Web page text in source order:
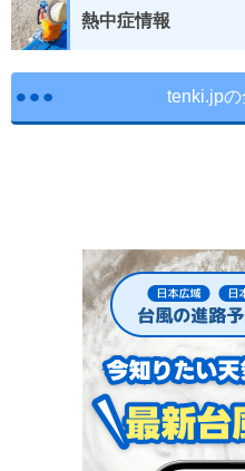
熱中症情報
tenki.jp